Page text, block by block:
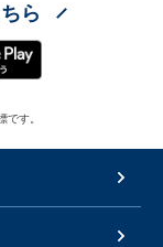
ら
す。